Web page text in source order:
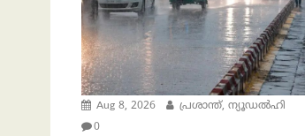
Aug 8, 2026
പ്രശാന്ത്, ന്യൂഡല്‍ഹി
0